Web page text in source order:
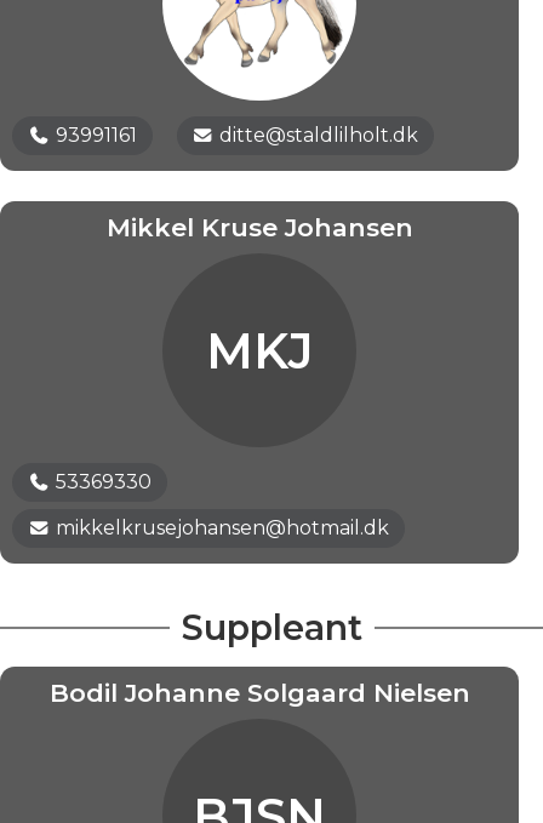
93991161 ditte@staldlilholt.dk
Mikkel Kruse Johansen
MKJ
53369330
mikkelkrusejohansen@hotmail.dk
Suppleant
Bodil Johanne Solgaard Nielsen